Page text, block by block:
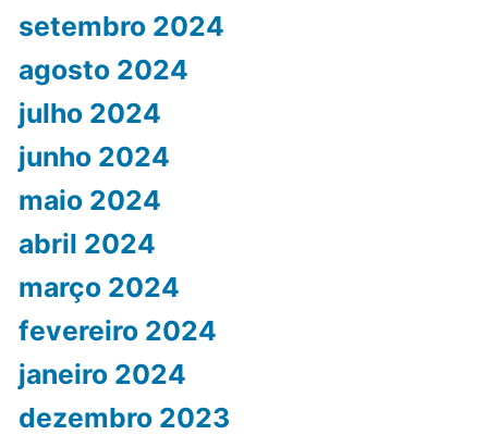
setembro 2024
agosto 2024
julho 2024
junho 2024
maio 2024
abril 2024
março 2024
fevereiro 2024
janeiro 2024
dezembro 2023